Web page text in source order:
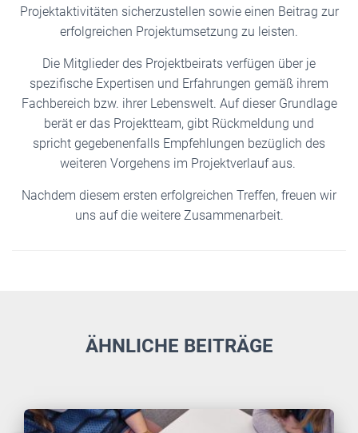
Projektaktivitäten sicherzustellen sowie einen Beitrag zur
erfolgreichen Projektumsetzung zu leisten.
Die Mitglieder des Projektbeirats verfügen über je
spezifische Expertisen und Erfahrungen gemäß ihrem
Fachbereich bzw. ihrer Lebenswelt. Auf dieser Grundlage
berät er das Projektteam, gibt Rückmeldung und
spricht gegebenenfalls Empfehlungen bezüglich des
weiteren Vorgehens im Projektverlauf aus.
Nachdem diesem ersten erfolgreichen Treffen, freuen wir
uns auf die weitere Zusammenarbeit.
ÄHNLICHE BEITRÄGE